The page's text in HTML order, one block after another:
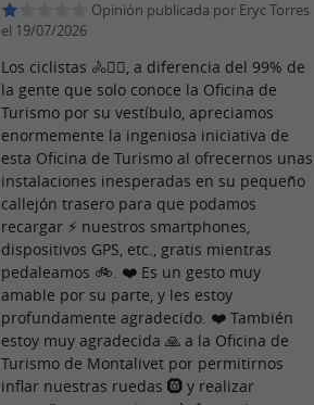
Opinión publicada por Eryc Torres
el 19/07/2026
Los ciclistas 🚴🚴‍♂️, a diferencia del 99% de
la gente que solo conoce la Oficina de
Turismo por su vestíbulo, apreciamos
enormemente la ingeniosa iniciativa de
esta Oficina de Turismo al ofrecernos unas
instalaciones inesperadas en su pequeño
callejón trasero para que podamos
recargar ⚡ nuestros smartphones,
dispositivos GPS, etc., gratis mientras
pedaleamos 🚲. ❤️ Es un gesto muy
amable por su parte, y les estoy
profundamente agradecido. ❤️ También
estoy muy agradecida 🙏 a la Oficina de
Turismo de Montalivet por permitirnos
inflar nuestras ruedas 🛞 y realizar